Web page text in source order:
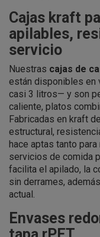
Cajas kraft
apilables,
servicio
Nuestras cajas de
están disponibles en
casi 3 litros— y son
caliente, platos
Fabricadas en kraft
estructural,
hace aptas tanto
servicios de comida
facilita el apilado, la
sin derrames,
actual.
Envases